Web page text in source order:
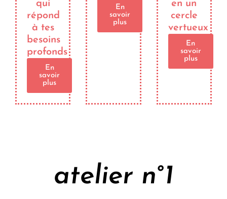
qui
répond
à tes
besoins
profonds
En
savoir
plus
En
savoir
plus
en un
cercle
vertueux
En
savoir
plus
atelier n°1